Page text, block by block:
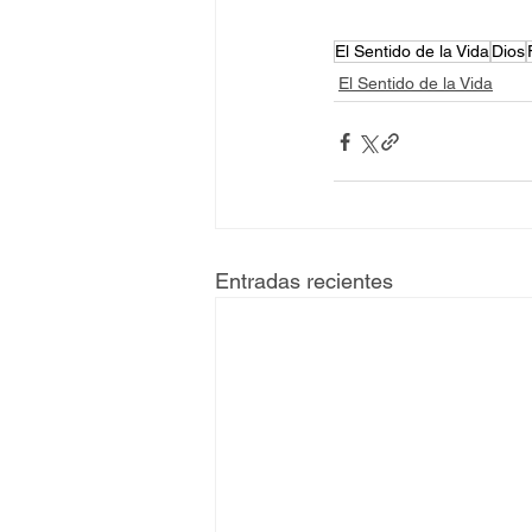
El Sentido de la VidaDios
El Sentido de la Vida
Entradas recientes